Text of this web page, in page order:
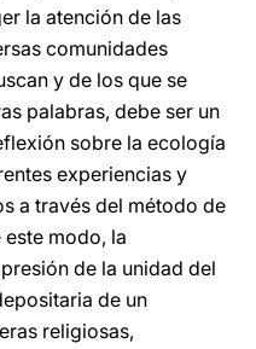
la atención de las
comunidades
y de los que se
palabras, debe ser un
sobre la ecología
experiencias y
a través del método de
modo, la
de la unidad del
de un
religiosas,